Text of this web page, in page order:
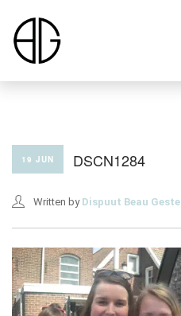
LUSTRUM VIII
19 JUN DSCN1284
Written by Dispuut Beau Geste